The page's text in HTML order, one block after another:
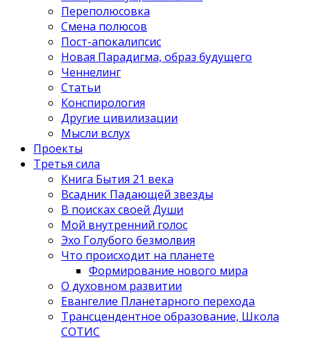
Переполюсовка
Смена полюсов
Пост-апокалипсис
Новая Парадигма, образ будущего
Ченнелинг
Статьи
Конспирология
Другие цивилизации
Мысли вслух
Проекты
Третья сила
Книга Бытия 21 века
Всадник Падающей звезды
В поисках своей Души
Мой внутренний голос
Эхо Голубого безмолвия
Что происходит на планете
Формирование нового мира
О духовном развитии
Евангелие Планетарного перехода
Трансцендентное образование, Школа
СОТИС